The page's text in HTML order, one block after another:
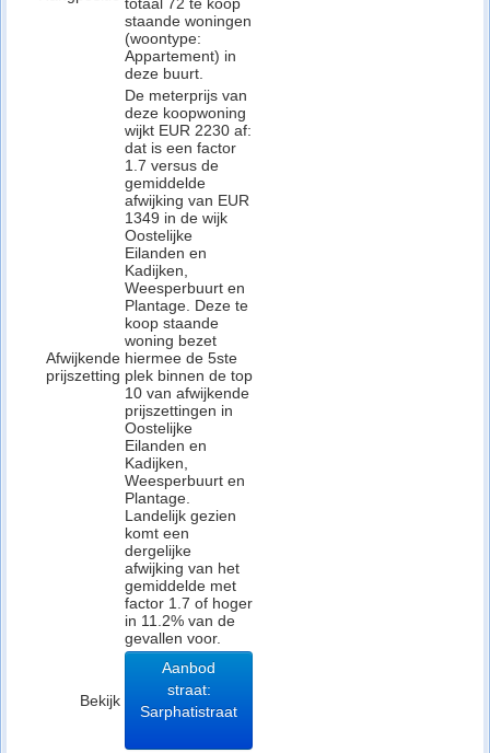
staande woningen
(woontype:
Appartement) in
deze buurt.
Afwijkende
prijszetting
De meterprijs van
deze koopwoning
wijkt EUR 2230 af:
dat is een factor
1.7 versus de
gemiddelde
afwijking van EUR
1349 in de wijk
Oostelijke
Eilanden en
Kadijken,
Weesperbuurt en
Plantage. Deze te
koop staande
woning bezet
hiermee de 5ste
plek binnen de top
10 van afwijkende
prijszettingen in
Oostelijke
Eilanden en
Kadijken,
Weesperbuurt en
Plantage.
Landelijk gezien
komt een
dergelijke
afwijking van het
gemiddelde met
factor 1.7 of hoger
in 11.2% van de
gevallen voor.
Bekijk
Aanbod
straat:
Sarphatistraat